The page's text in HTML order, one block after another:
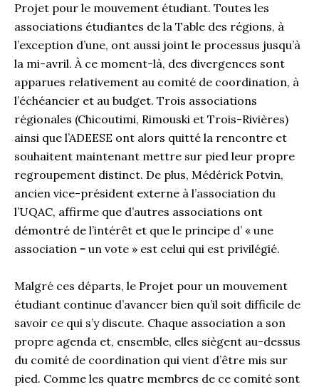
Projet pour le mouvement étudiant. Toutes les
associations étudiantes de la Table des régions, à
l’exception d’une, ont aussi joint le processus jusqu’à
la mi-avril. À ce moment-là, des divergences sont
apparues relativement au comité de coordination, à
l’échéancier et au budget. Trois associations
régionales (Chicoutimi, Rimouski et Trois-Rivières)
ainsi que l’ADEESE ont alors quitté la rencontre et
souhaitent maintenant mettre sur pied leur propre
regroupement distinct. De plus, Médérick Potvin,
ancien vice-président externe à l’association du
l’UQAC, affirme que d’autres associations ont
démontré de l’intérêt et que le principe d’ « une
association = un vote » est celui qui est privilégié.
Malgré ces départs, le Projet pour un mouvement
étudiant continue d’avancer bien qu’il soit difficile de
savoir ce qui s’y discute. Chaque association a son
propre agenda et, ensemble, elles siègent au-dessus
du comité de coordination qui vient d’être mis sur
pied. Comme les quatre membres de ce comité sont